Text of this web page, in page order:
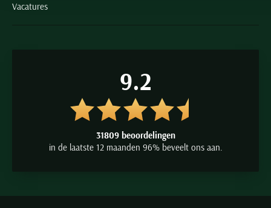
Vacatures
9.2
31809 beoordelingen
in de laatste 12 maanden 96% beveelt ons aan.